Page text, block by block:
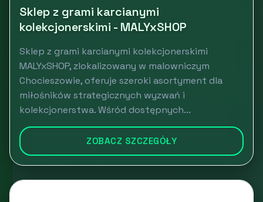
Sklep z grami karcianymi
kolekcjonerskimi - MALYxSHOP
Sklep z grami karcianymi kolekcjonerskimi
MALYxSHOP, zlokalizowany w malowniczym
Chocieszowie, oferuje szeroki asortyment dla
miłośników strategicznych wyzwań i
kolekcjonerstwa. Wśród dostępnych...
ZOBACZ SZCZEGÓŁY